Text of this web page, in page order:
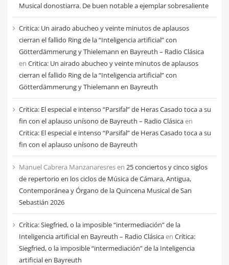
Musical donostiarra. De buen notable a ejemplar sobresaliente
Critica: Un airado abucheo y veinte minutos de aplausos
cierran el fallido Ring de la “Inteligencia artificial” con
Götterdämmerung y Thielemann en Bayreuth – Radio Clásica
en Critica: Un airado abucheo y veinte minutos de aplausos
cierran el fallido Ring de la “Inteligencia artificial” con
Götterdämmerung y Thielemann en Bayreuth
Critica: El especial e intenso “Parsifal” de Heras Casado toca a su
fin con el aplauso unísono de Bayreuth – Radio Clásicaen
Critica: El especial e intenso “Parsifal” de Heras Casado toca a su
fin con el aplauso unísono de Bayreuth
Manuel Cabrera Manzanaresresen 25 conciertos y cinco siglos
de repertorio en los ciclos de Música de Cámara, Antigua,
Contemporánea y Órgano de la Quincena Musical de San
Sebastián 2026
Crítica: Siegfried, o la imposible “intermediación” de la
Inteligencia artificial en Bayreuth – Radio Clásicaen Crítica:
Siegfried, o la imposible “intermediación” de la Inteligencia
artificial en Bayreuth